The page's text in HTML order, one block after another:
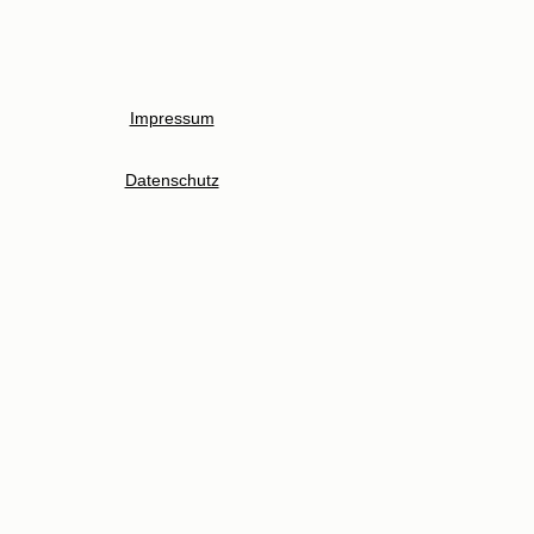
Impressum
Datenschutz